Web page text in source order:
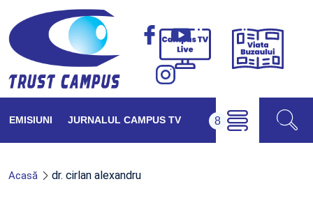
Campus
Viața
EMISIUNI JURNALUL CAMPUS TV
Acasă dr. cirlan alexandru